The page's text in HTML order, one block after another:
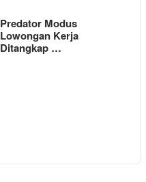
Predator Modus
Lowongan Kerja
Ditangkap …